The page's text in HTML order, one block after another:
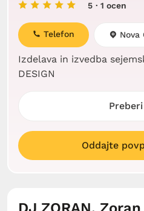
5 · 1 ocen
Izdelava in izvedba
DESIGN
Telefon Nova
Oddajte